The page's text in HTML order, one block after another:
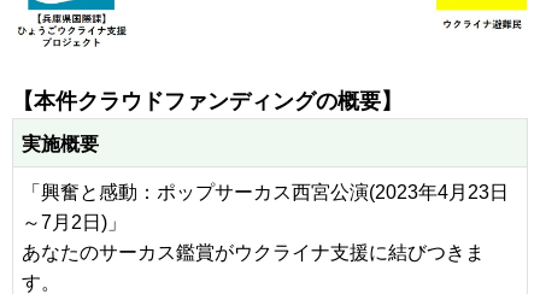
【本件クラウドファンディングの概要】
実施概要
「興奮と感動：ポップサーカス西宮公演(2023年4月23日
～7月2日)」
あなたのサーカス鑑賞がウクライナ支援に結びつきま
す。